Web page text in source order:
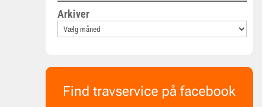
Arkiver
Find travservice på facebook